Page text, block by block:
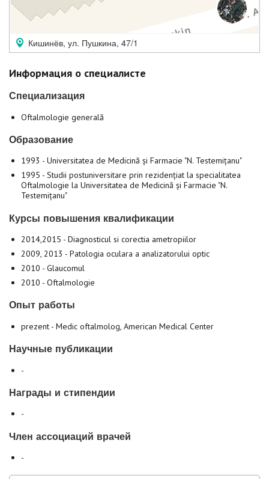
Кишинёв, ул. Пушкина, 47/1
Информация о специалисте
Специализация
Oftalmologie generală
Образование
1993 - Universitatea de Medicină și Farmacie "N. Testemițanu"
1995 - Studii postuniversitare prin rezidențiat la specialitatea
Oftalmologie la Universitatea de Medicină și Farmacie "N.
Testemițanu"
Курсы повышения квалификации
2014,2015 - Diagnosticul si corectia ametropiilor
2009, 2013 - Patologia oculara a analizatorului optic
2010 - Glaucomul
2010 - Oftalmologie
Опыт работы
prezent - Medic oftalmolog, American Medical Center
Научные публикации
-
Награды и стипендии
-
Член ассоциаций врачей
-